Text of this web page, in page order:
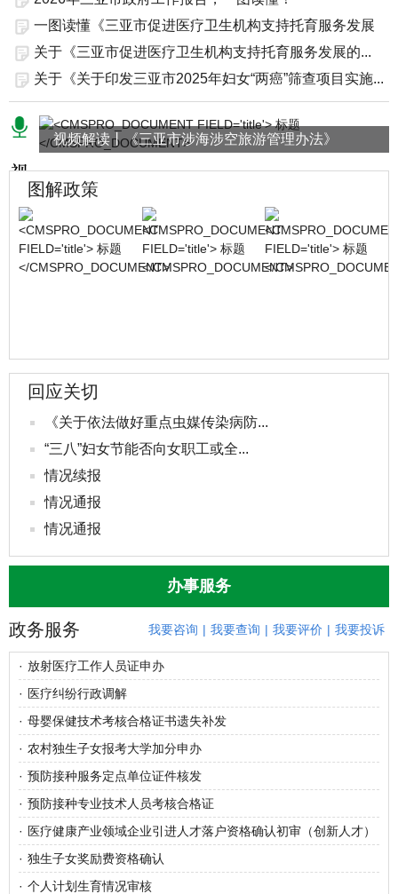
一图读懂《三亚市促进医疗卫生机构支持托育服务发展
的...
​​关于《三亚市促进医疗卫生机构支持托育服务发展的...
关于《关于印发三亚市2025年妇女“两癌”筛查项目实施...
视频解读丨《三亚市涉海涉空旅游管理办法》
图解政策
回应关切
《关于依法做好重点虫媒传染病防...
“三八”妇女节能否向女职工或全...
情况续报
情况通报
情况通报
办事服务
政务服务 我要咨询 | 我要查询 | 我要评价 | 我要投诉
· 放射医疗工作人员证申办
· 医疗纠纷行政调解
· 母婴保健技术考核合格证书遗失补发
· 农村独生子女报考大学加分申办
· 预防接种服务定点单位证件核发
· 预防接种专业技术人员考核合格证
· 医疗健康产业领域企业引进人才落户资格确认初审（创新人才）
· 独生子女奖励费资格确认
· 个人计划生育情况审核